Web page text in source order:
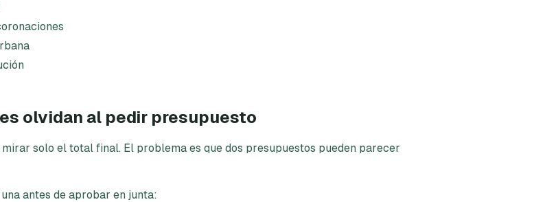
olvidan al pedir presupuesto
solo el total final. El problema es que dos presupuestos pueden parecer
antes de aprobar en junta: